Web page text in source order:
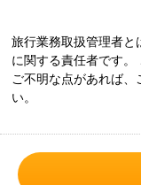
旅行業務取扱管理者と
に関する責任者です。
ご不明な点があれば、
い。